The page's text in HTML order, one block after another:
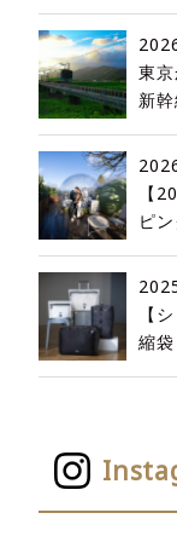
東
新
【
ピ
【
縮